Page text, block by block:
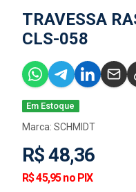
TRAVESSA
CLS-058
Em Estoque
Marca: SCHMIDT
R$ 48,36
R$ 45,95 no PIX